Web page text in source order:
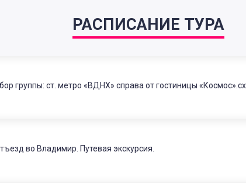
РАСПИСАНИЕ ТУРА
группы: ст. метро «ВДНХ» справа от гостиницы
во Владимир. Путевая экскурсия.